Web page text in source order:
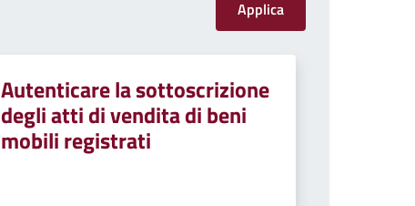
Autenticare la sottoscrizione
degli atti di vendita di beni
mobili registrati